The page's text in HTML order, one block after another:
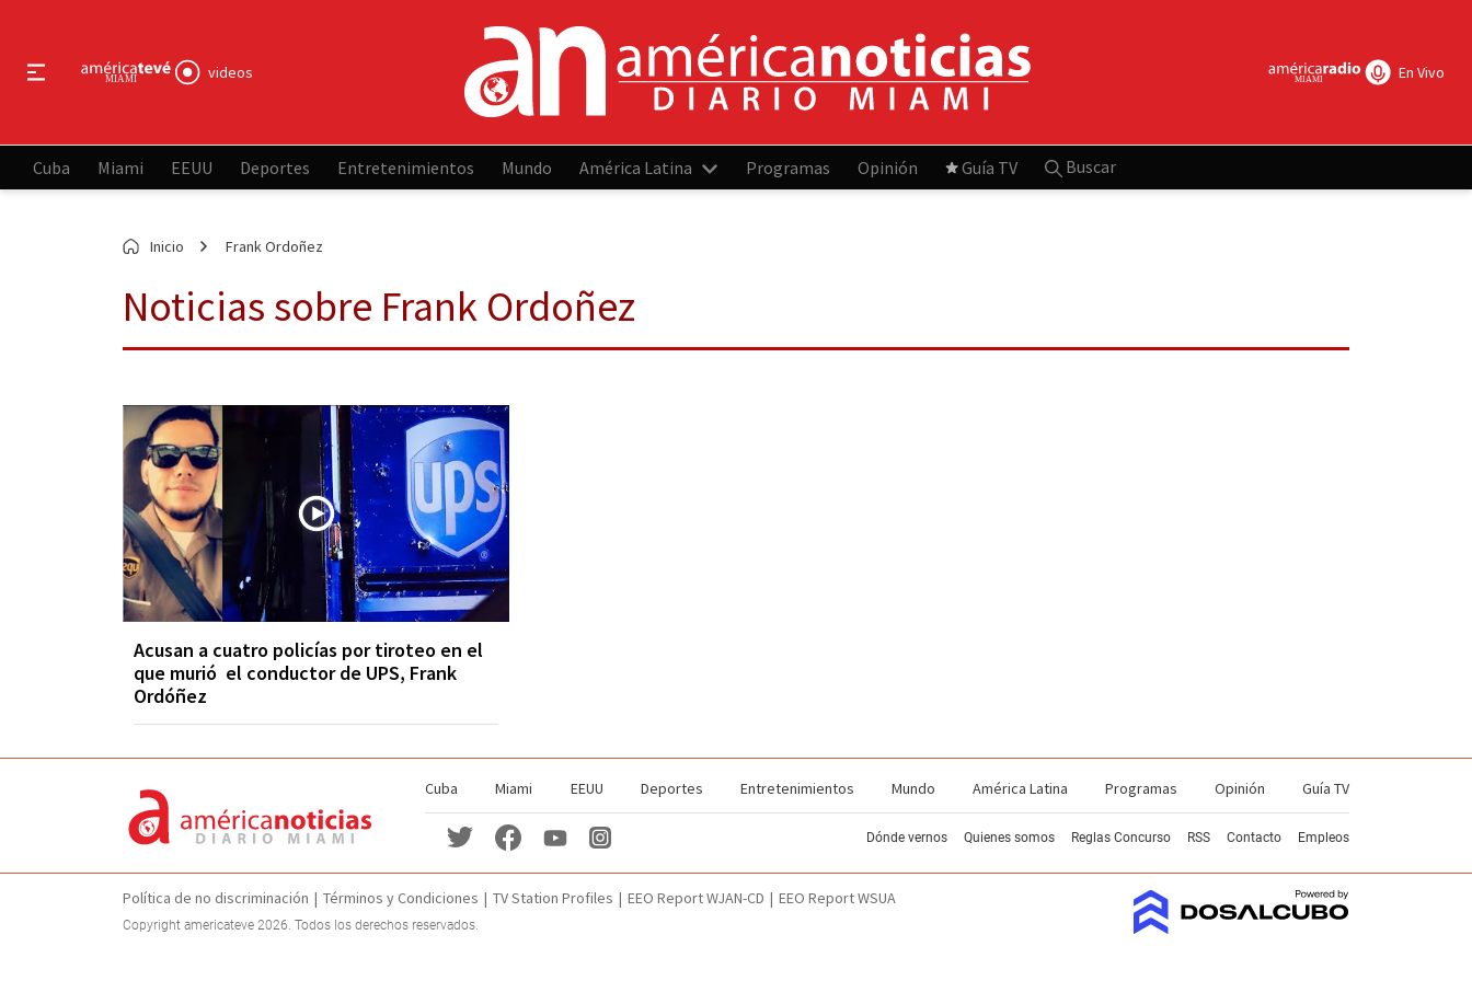
videos En Vivo
Cuba Miami EEUU Deportes Entretenimientos Mundo América Latina Programas Opinión Guía TV Buscar
Inicio Frank Ordoñez
Noticias sobre Frank Ordoñez
Acusan a cuatro policías por tiroteo en el
que murió el conductor de UPS, Frank
Ordóñez
Cuba Miami EEUU Deportes Entretenimientos Mundo América Latina Programas Opinión Guía TV
Dónde vernos Quienes somos Reglas Concurso RSS Contacto Empleos
Política de no discriminación Términos y Condiciones TV Station Profiles EEO Report WJAN-CD EEO Report WSUA
Copyright americateve 2026. Todos los derechos reservados.